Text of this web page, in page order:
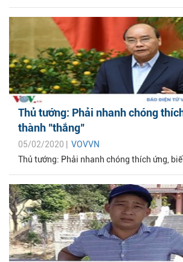
Thủ tướng: Phải nhanh chóng
thành "thắng"
05/02/2020 | VOVVN
Thủ tướng: Phải nhanh chóng thích ứng,